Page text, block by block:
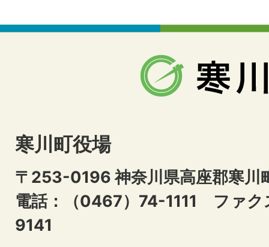
寒川町役場
〒253-0196 神奈川県高座郡寒川
電話：（0467）74-1111 ファ
9141